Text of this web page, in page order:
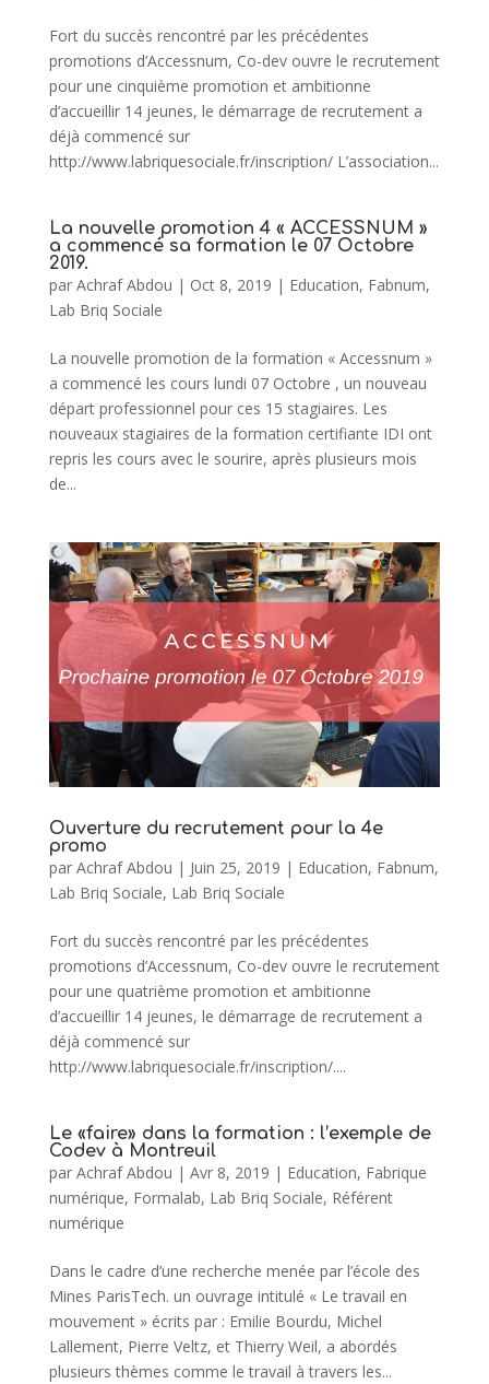
Fort du succès rencontré par les précédentes
promotions d’Accessnum, Co-dev ouvre le recrutement
pour une cinquième promotion et ambitionne
d’accueillir 14 jeunes, le démarrage de recrutement a
déjà commencé sur
http://www.labriquesociale.fr/inscription/ L’association...
La nouvelle promotion 4 « ACCESSNUM »
a commencé sa formation le 07 Octobre
2019.
par Achraf Abdou | Oct 8, 2019 | Education, Fabnum,
Lab Briq Sociale
La nouvelle promotion de la formation « Accessnum »
a commencé les cours lundi 07 Octobre , un nouveau
départ professionnel pour ces 15 stagiaires. Les
nouveaux stagiaires de la formation certifiante IDI ont
repris les cours avec le sourire, après plusieurs mois
de...
Ouverture du recrutement pour la 4e
promo
par Achraf Abdou | Juin 25, 2019 | Education, Fabnum,
Lab Briq Sociale, Lab Briq Sociale
Fort du succès rencontré par les précédentes
promotions d’Accessnum, Co-dev ouvre le recrutement
pour une quatrième promotion et ambitionne
d’accueillir 14 jeunes, le démarrage de recrutement a
déjà commencé sur
http://www.labriquesociale.fr/inscription/....
Le «faire» dans la formation : l’exemple de
Codev à Montreuil
par Achraf Abdou | Avr 8, 2019 | Education, Fabrique
numérique, Formalab, Lab Briq Sociale, Référent
numérique
Dans le cadre d’une recherche menée par l’école des
Mines ParisTech. un ouvrage intitulé « Le travail en
mouvement » écrits par : Emilie Bourdu, Michel
Lallement, Pierre Veltz, et Thierry Weil, a abordés
plusieurs thèmes comme le travail à travers les...